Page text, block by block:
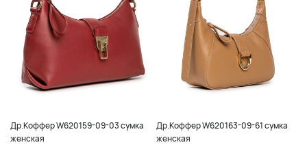
Др.Коффер W620159-09-03 сумка
женская
Др.Коффер W620163-09-61 сумка
женская